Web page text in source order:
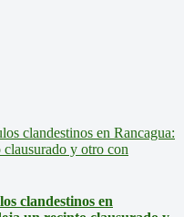
clandestinos en